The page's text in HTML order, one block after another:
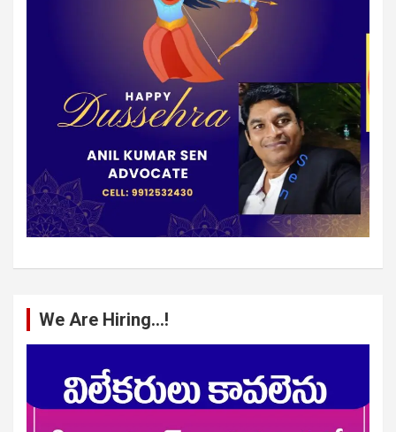
We Are Hiring…!